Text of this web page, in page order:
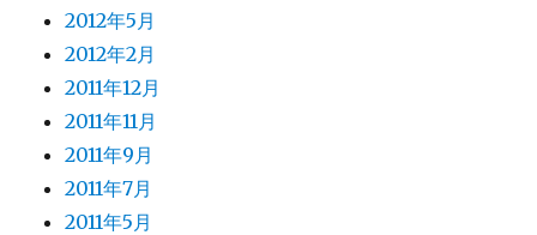
2012年5月
2012年2月
2011年12月
2011年11月
2011年9月
2011年7月
2011年5月